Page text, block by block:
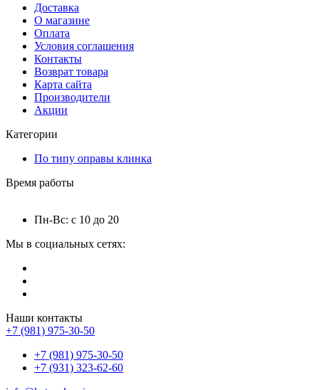
Доставка
О магазине
Оплата
Условия соглашения
Контакты
Возврат товара
Карта сайта
Производители
Акции
Категории
По типу оправы клинка
Время работы
Пн-Вс: с 10 до 20
Мы в социальных сетях:
Наши контакты
+7 (981) 975-30-50
+7 (981) 975-30-50
+7 (931) 323-62-60